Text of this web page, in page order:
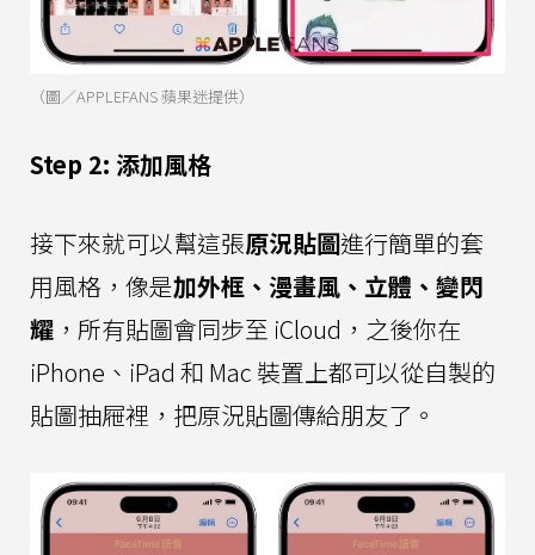
（圖／APPLEFANS 蘋果迷提供）
Step 2: 添加風格
接下來就可以幫這張原況貼圖進行簡單的套
用風格，像是加外框、漫畫風、立體、變閃
耀 ，所有貼圖會同步至 iCloud，之後你在
iPhone、iPad 和 Mac 裝置上都可以從自製的
貼圖抽屜裡，把原況貼圖傳給朋友了。